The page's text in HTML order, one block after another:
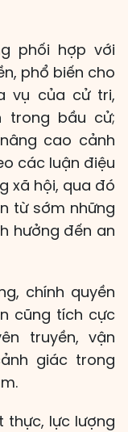
phối hợp với
phổ biến cho
vụ của cử tri,
trong bầu cử;
cao cảnh
các luận điệu
xã hội, qua đó
từ sớm những
hưởng đến an
chính quyền
cũng tích cực
truyền, vận
giác trong
thực, lực lượng